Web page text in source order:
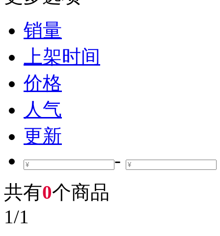
销量
上架时间
价格
人气
更新
-
共有0个商品
1/1